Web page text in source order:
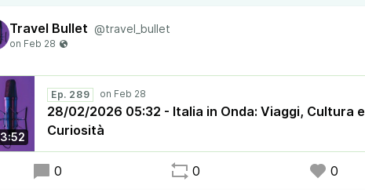
Travel Bullet @travel_bullet
3:52
Ep. 289
28/02/2026 05:32 - Italia in Onda: Viaggi, Cultura e
Curiosità
0 0 0